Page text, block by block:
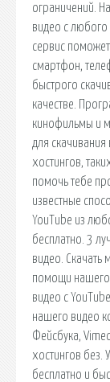
ограничений.
видео с любого
сервис
смартфон,
быстрого
качестве.
кинофильмы и
для
хостингов,
помочь тебе
известные
YouTube из
бесплатно. 3
видео. Скачать
помощи нашего
видео с
нашего видео
Фейсбука,
хостингов без.
бесплатно и